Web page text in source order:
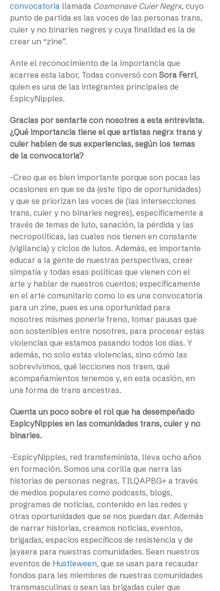
convocatoria llamada Cosmonave Cuier Negrx, cuyo
punto de partida es las voces de las personas trans,
cuier y no binaries negres y cuya finalidad es la de
crear un “zine”.
Ante el reconocimiento de la importancia que
acarrea esta labor, Todas conversó con Sora Ferri,
quien es una de las integrantes principales de
EspicyNipples.
Gracias por sentarte con nosotres a esta entrevista.
¿Qué importancia tiene el que artistas negrx trans y
cuier hablen de sus experiencias, según los temas
de la convocatoria?
-Creo que es bien importante porque son pocas las
ocasiones en que se da (este tipo de oportunidades)
y que se priorizan las voces de (las intersecciones
trans, cuier y no binaries negres), específicamente a
través de temas de luto, sanación, la pérdida y las
necropolíticas, las cuales nos tienen en constante
(vigilancia) y ciclos de lutos. Además, es importante
educar a la gente de nuestras perspectivas, crear
simpatía y todas esas políticas que vienen con el
arte y hablar de nuestros cuentos; específicamente
en el arte comunitario como lo es una convocatoria
para un zine, pues es una oportunidad para
nosotres mismes ponerle freno, tomar pausas que
son sostenibles entre nosotres, para procesar estas
violencias que estamos pasando todos los días. Y
además, no solo estas violencias, sino cómo las
sobrevivimos, qué lecciones nos traen, qué
acompañamientos tenemos y, en esta ocasión, en
una forma de trans ancestras.
Cuenta un poco sobre el rol que ha desempeñado
EspicyNipples en las comunidades trans, cuier y no
binaries.
-EspicyNipples, red transfeminista, lleva ocho años
en formación. Somos una corilla que narra las
historias de personas negras, TILQAPBG+ a través
de medios populares como podcasts, blogs,
programas de noticias, contenido en las redes y
otras oportunidades que se nos puedan dar. Además
de narrar historias, creamos noticias, eventos,
brigadas, espacios específicos de resistencia y de
jayaera para nuestras comunidades. Sean nuestros
eventos de Hustleween, que se usan para recaudar
fondos para les miembres de nuestras comunidades
transmasculinas o sean las brigadas cuier que